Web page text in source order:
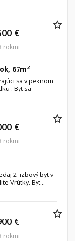
67m2
sa v peknom
. Byt sa
€
rokmi
2- izbový byt v
Vrútky. Byt...
€
rokmi
€
rokmi